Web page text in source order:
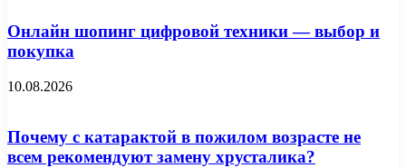
Онлайн шопинг цифровой техники — выбор и
покупка
10.08.2026
Почему с катарактой в пожилом возрасте не
всем рекомендуют замену хрусталика?